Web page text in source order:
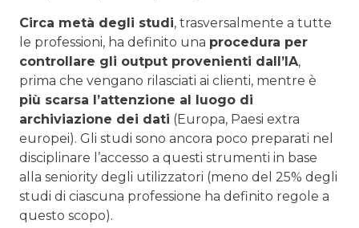
Circa metà degli studi, trasversalmente a tutte
le professioni, ha definito una procedura per
controllare gli output provenienti dall’IA,
prima che vengano rilasciati ai clienti, mentre è
più scarsa l’attenzione al luogo di
archiviazione dei dati (Europa, Paesi extra
europei). Gli studi sono ancora poco preparati nel
disciplinare l’accesso a questi strumenti in base
alla seniority degli utilizzatori (meno del 25% degli
studi di ciascuna professione ha definito regole a
questo scopo).